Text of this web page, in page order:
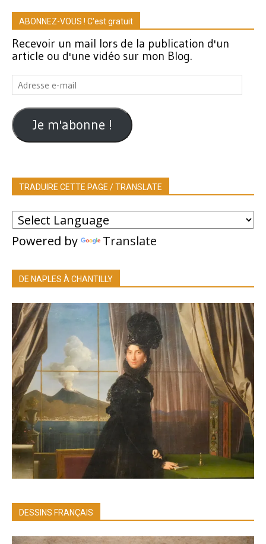
ABONNEZ-VOUS ! C'est gratuit
Recevoir un mail lors de la publication d'un
article ou d'une vidéo sur mon Blog.
Adresse
e-
mail
Je m'abonne !
TRADUIRE CETTE PAGE / TRANSLATE
Powered by Translate
DE NAPLES À CHANTILLY
DESSINS FRANÇAIS